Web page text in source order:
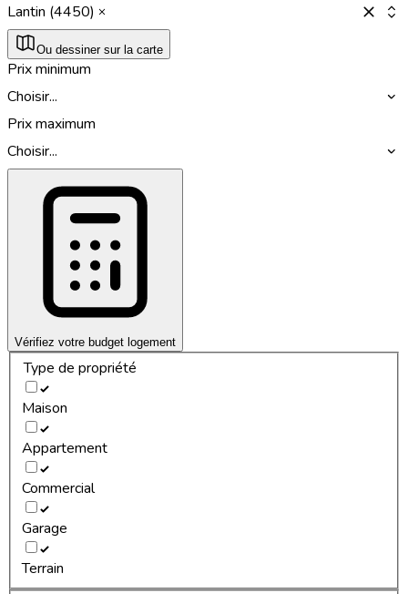
Lantin (4450)
Ou dessiner sur la carte
Prix minimum
Choisir...
Prix maximum
Choisir...
Vérifiez votre budget logement
Type de propriété
Maison
Appartement
Commercial
Garage
Terrain